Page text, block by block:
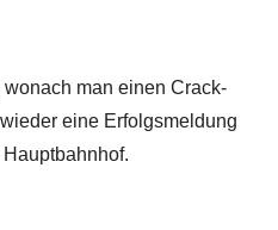
man einen Crack-
eine Erfolgsmeldung